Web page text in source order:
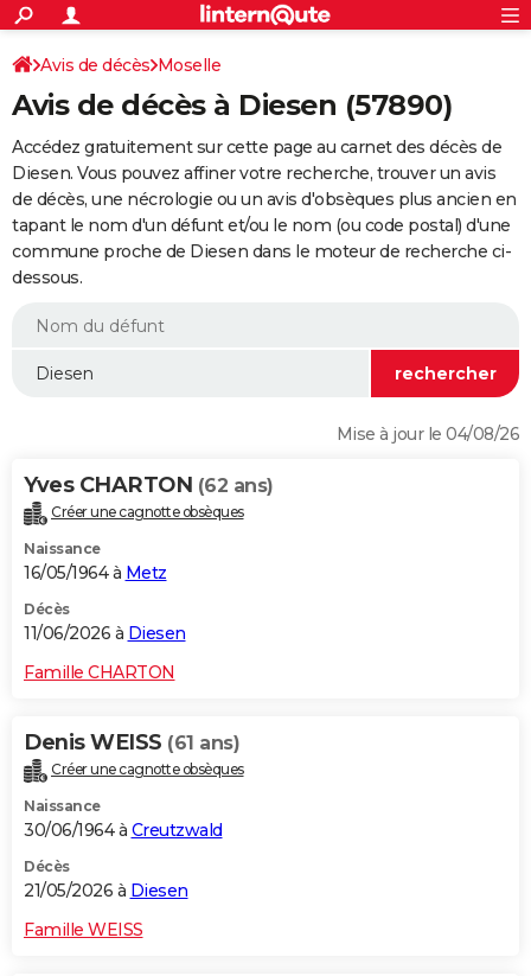
ACTUALITÉS
Politique
Société
Faits Divers
Education
Monde
Villes
+
SPORT
Coupe du monde 2026
Football
Tennis
Cyclisme
Rugby
Forum
Programme TV
TNT
Streaming
Cinéma
Sorties cinéma
Musique
+
FINANCE
Retraite
Epargne
Immobilier
Risques naturels par ville
Assurance
AUTO
Essais
Réserver un essai
Citadines
Berlines
SUV
Forum auto
+
HIGH-TECH
BRICOLAGE
WEEK-END
Alimentation
Guide de la santé
Maladies
Médicaments
Sommeil
VOYAGE
Destinations
City break
Voyage nature
Voyage de noces
Forum
Climat
+PHOTO
GUIDES D'ACHAT
Carte de Noël
Carte Bonne année
Carte Saint-Valentin
Carte Pâques
Carte d'anniversaire
DICTIONNAIRE
Dictionnaire
Biographies
Citations
Expressions
Proverbes
PROGRAMME TV
S'inscrire
Se connecter
Lycées
Collèges
Primaires
Universités
Entreprises
Service militaire
Avis de recherche
AVIS DE DÉCÈS
FORUM
Avis de décès Moselle
Avis de décès à Diesen (57890)
Accédez gratuitement sur cette page au carnet des décès de
Diesen. Vous pouvez affiner votre recherche, trouver un avis
de décès, une nécrologie ou un avis d'obsèques plus ancien en
tapant le nom d'un défunt et/ou le nom (ou code postal) d'une
commune proche de Diesen dans le moteur de recherche ci-
dessous.
Mise à jour le 04/08/26
Yves CHARTON (62 ans)
Créer une cagnotte obsèques
Naissance
16/05/1964 à Metz
Décès
11/06/2026 à Diesen
Famille CHARTON
Denis WEISS (61 ans)
Créer une cagnotte obsèques
Naissance
30/06/1964 à Creutzwald
Décès
21/05/2026 à Diesen
Famille WEISS